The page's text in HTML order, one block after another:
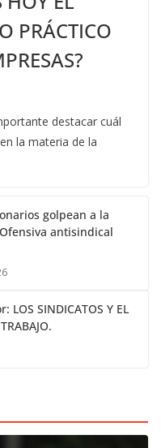
PRÁCTICO
destacar cuál
la materia de la
golpean a la
antisindical
LOS SINDICATOS Y EL